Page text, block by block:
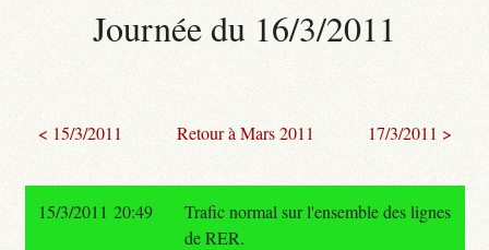
Journée du 16/3/2011
< 15/3/2011 Retour à Mars 2011 17/3/2011 >
15/3/2011 20:49
Trafic normal sur l'ensemble des lignes
de RER.